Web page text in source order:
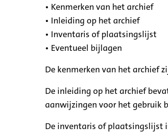
• Kenmerken van het archief
• Inleiding op het archief
• Inventaris of plaatsingslijst
• Eventueel bijlagen
De kenmerken van het archief
De inleiding op het archief
aanwijzingen voor het gebruik
De inventaris of plaatsingslijst